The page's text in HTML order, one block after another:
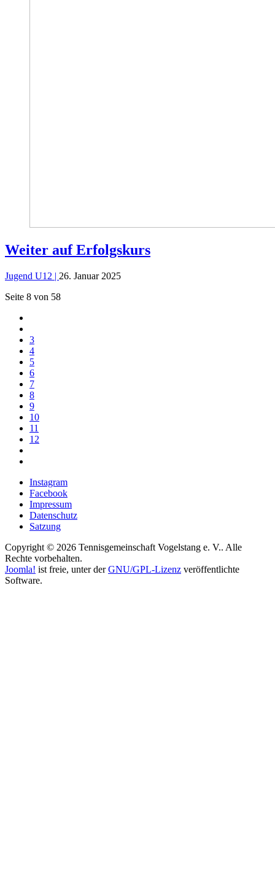
Weiter auf Erfolgskurs
Jugend U12 | 26. Januar 2025
Seite 8 von 58
3
4
5
6
7
8
9
10
11
12
Instagram
Facebook
Impressum
Datenschutz
Satzung
Copyright © 2026 Tennisgemeinschaft Vogelstang e. V.. Alle
Rechte vorbehalten.
Joomla! ist freie, unter derGNU/GPL-Lizenz veröffentlichte
Software.